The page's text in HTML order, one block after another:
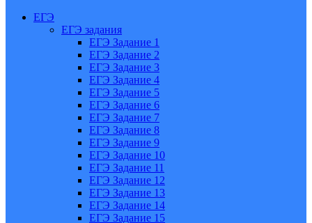
ЕГЭ
ЕГЭ задания
ЕГЭ Задание 1
ЕГЭ Задание 2
ЕГЭ Задание 3
ЕГЭ Задание 4
ЕГЭ Задание 5
ЕГЭ Задание 6
ЕГЭ Задание 7
ЕГЭ Задание 8
ЕГЭ Задание 9
ЕГЭ Задание 10
ЕГЭ Задание 11
ЕГЭ Задание 12
ЕГЭ Задание 13
ЕГЭ Задание 14
ЕГЭ Задание 15